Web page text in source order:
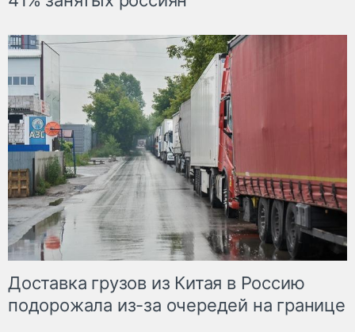
Доставка грузов из Китая в Россию
подорожала из-за очередей на границе